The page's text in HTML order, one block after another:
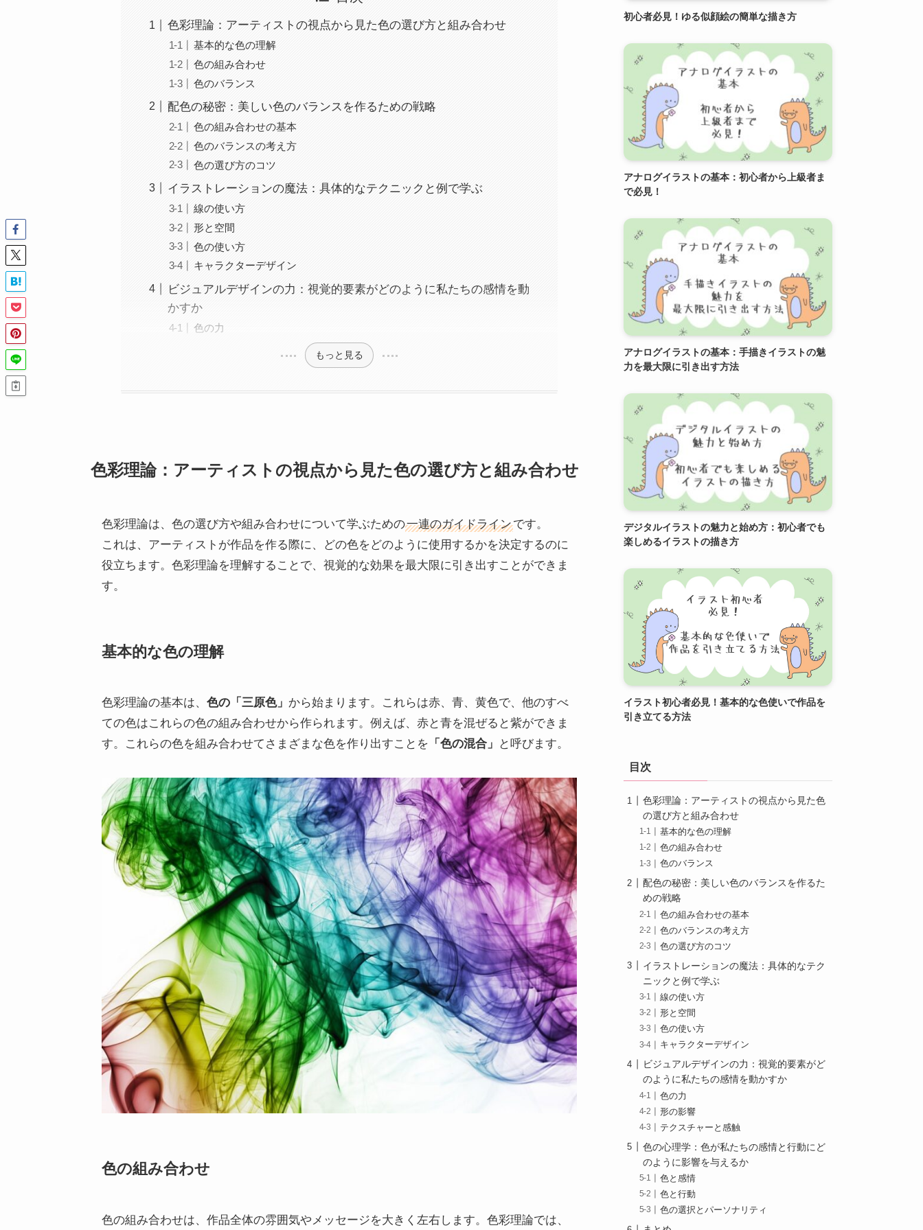
色彩理論：アーティストの視点から見た色の選び方と組み合わせ
基本的な色の理解
色の組み合わせ
色のバランス
配色の秘密：美しい色のバランスを作るための戦略
色の組み合わせの基本
色のバランスの考え方
色の選び方のコツ
イラストレーションの魔法：具体的なテクニックと例で学ぶ
線の使い方
形と空間
色の使い方
キャラクターデザイン
ビジュアルデザインの力：視覚的要素がどのように私たちの感情を動
かすか
色の力
もっと見る
色彩理論：アーティストの視点から見た色の選び方と組み合わせ
色彩理論は、色の選び方や組み合わせについて学ぶための一連のガイドラインです。
これは、アーティストが作品を作る際に、どの色をどのように使用するかを決定するのに
役立ちます。色彩理論を理解することで、視覚的な効果を最大限に引き出すことができま
す。
基本的な色の理解
色彩理論の基本は、 色の「三原色」 から始まります。これらは赤、青、黄色で、他のすべ
ての色はこれらの色の組み合わせから作られます。例えば、赤と青を混ぜると紫ができま
す。これらの色を組み合わせてさまざまな色を作り出すことを 「色の混合」 と呼びます。
色の組み合わせ
色の組み合わせは、作品全体の雰囲気やメッセージを大きく左右します。色彩理論では、
初心者必見！ゆる似顔絵の簡単な描き方
アナログイラストの基本：初心者から上級者ま
で必見！
アナログイラストの基本：手描きイラストの魅
力を最大限に引き出す方法
デジタルイラストの魅力と始め方：初心者でも
楽しめるイラストの描き方
イラスト初心者必見！基本的な色使いで作品を
引き立てる方法
目次
色彩理論：アーティストの視点から見た色
の選び方と組み合わせ
基本的な色の理解
色の組み合わせ
色のバランス
配色の秘密：美しい色のバランスを作るた
めの戦略
色の組み合わせの基本
色のバランスの考え方
色の選び方のコツ
イラストレーションの魔法：具体的なテク
ニックと例で学ぶ
線の使い方
形と空間
色の使い方
キャラクターデザイン
ビジュアルデザインの力：視覚的要素がど
のように私たちの感情を動かすか
色の力
形の影響
テクスチャーと感触
色の心理学：色が私たちの感情と行動にど
のように影響を与えるか
色と感情
色と行動
色の選択とパーソナリティ